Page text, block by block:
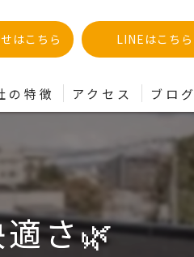
はこちら LINEはこちら
の特徴 アクセス ブログ
さ🌿